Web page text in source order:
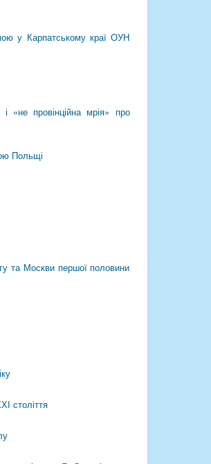
у Карпатському краї ОУН
«не провінційна мрія» про
Польщі
та Москви першої половини
століття